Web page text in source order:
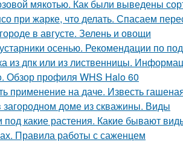
мякотью. Как были выведены
при жарке, что делать. Спасаем
в августе. Зелень и овощи
осенью. Рекомендации по
из дпк или из лиственницы.
Обзор профиля WHS Halo 60
применение на даче. Известь
загородном доме из скважины. Виды
какие растения. Какие бывают
Правила работы с саженцем